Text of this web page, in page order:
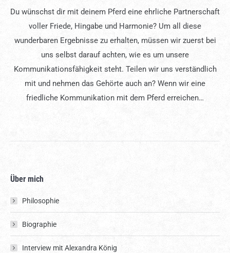
Du wünschst dir mit deinem Pferd eine ehrliche Partnerschaft
voller Friede, Hingabe und Harmonie? Um all diese
wunderbaren Ergebnisse zu erhalten, müssen wir zuerst bei
uns selbst darauf achten, wie es um unsere
Kommunikationsfähigkeit steht. Teilen wir uns verständlich
mit und nehmen das Gehörte auch an? Wenn wir eine
friedliche Kommunikation mit dem Pferd erreichen…
Über mich
Philosophie
Biographie
Interview mit Alexandra König